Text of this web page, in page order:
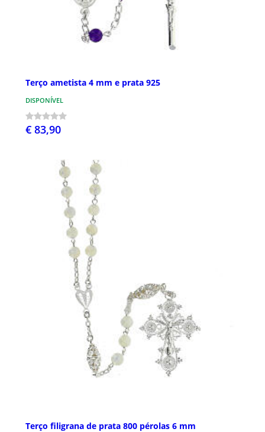
Terço ametista 4 mm e prata 925
DISPONÍVEL
€ 83,90
Terço filigrana de prata 800 pérolas 6 mm